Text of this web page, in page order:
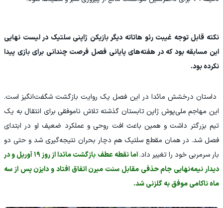
نکته قابل توجه غیبت رئو هاتاته دیگر بازیکن ژاپنی سلتیک در لیست نهایی
این مسابقه بود که در هفته‌های پایانی فصل فرصت چندانی برای بازی پیدا
نکرده بود.
‫ داستان درخشش مائدا در این فصل یک روایت بازگشت شگفت‌انگیز است.
این مهاجم ملی‌پوش ژاپن تابستان گذشته تلاش ناموفقی برای انتقال به یک
تیم بزرگتر داشت و همین باعث افت روحی و عملکرد ضعیف او در ابتدای
فصل شد. در همان مقطع سلتیک هم دچار بحران نتیجه‌گیری شد و حتی دو
بار سرمربی خود را تغییر داد.
اما نقطه عطف بازگشت مائدا از روز ۱۹ آوریل و در
دیدار نیمه‌نهایی جام حذفی مقابل سنت میرن اتفاق افتاد و دایزن پس از سه
ماه ناکامی موفق به گلزنی شد.